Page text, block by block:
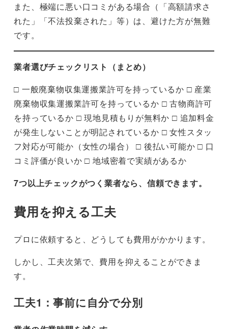
また、極端に悪い口コミがある場合（「高額請求さ
れた」「不法投棄された」等）は、避けた方が無難
です。
業者選びチェックリスト（まとめ）
□ 一般廃棄物収集運搬業許可を持っているか □ 産業
廃棄物収集運搬業許可を持っているか □ 古物商許可
を持っているか □ 現地見積もりが無料か □ 追加料金
が発生しないことが明記されているか □ 女性スタッ
フ対応が可能か（女性の場合） □ 後払い可能か □ 口
コミ評価が良いか □ 地域密着で実績があるか
7つ以上チェックがつく業者なら、信頼できます。
費用を抑える工夫
プロに依頼すると、どうしても費用がかかります。
しかし、工夫次第で、費用を抑えることができま
す。
工夫1：事前に自分で分別